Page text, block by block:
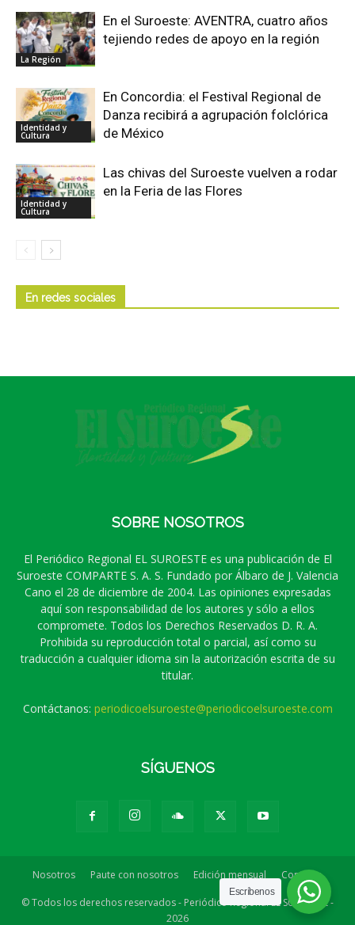
La Región
En el Suroeste: AVENTRA, cuatro años
tejiendo redes de apoyo en la región
Identidad y
Cultura
En Concordia: el Festival Regional de
Danza recibirá a agrupación folclórica
de México
Identidad y
Cultura
Las chivas del Suroeste vuelven a rodar
en la Feria de las Flores
En redes sociales
SOBRE NOSOTROS
El Periódico Regional EL SUROESTE es una publicación de El
Suroeste COMPARTE S. A. S. Fundado por Álbaro de J. Valencia
Cano el 28 de diciembre de 2004. Las opiniones expresadas
aquí son responsabilidad de los autores y sólo a ellos
compromete. Todos los Derechos Reservados D. R. A.
Prohibida su reproducción total o parcial, así como su
traducción a cualquier idioma sin la autorización escrita de su
titular.
Contáctanos: periodicoelsuroeste@periodicoelsuroeste.com
SÍGUENOS
Nosotros Paute con nosotros Edición mensual Contacto
© Todos los derechos reservados - Periódico Regional EL SUROESTE -
2026
Escríbenos